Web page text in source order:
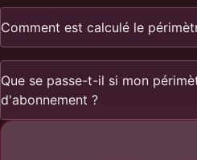
Comment est calculé le
Que se passe-t-il si mon
d'abonnement ?